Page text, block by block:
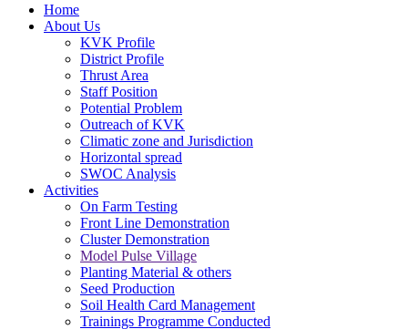
Home
About Us
KVK Profile
District Profile
Thrust Area
Staff Position
Potential Problem
Outreach of KVK
Climatic zone and Jurisdiction
Horizontal spread
SWOC Analysis
Activities
On Farm Testing
Front Line Demonstration
Cluster Demonstration
Model Pulse Village
Planting Material & others
Seed Production
Soil Health Card Management
Trainings Programme Conducted